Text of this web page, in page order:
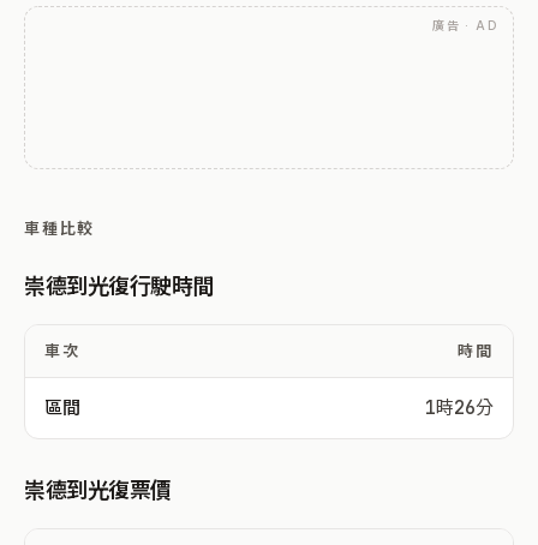
廣告 · AD
車種比較
崇德到光復行駛時間
車次 時間
區間 1時26分
崇德到光復票價